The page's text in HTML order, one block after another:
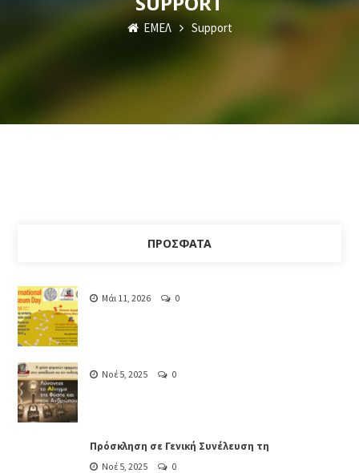
ΕΜΕΛ Support
ΠΡΌΣΦΑΤΑ
Μάι 11, 2026 0
Νοέ 5, 2025 0
Πρόσκληση σε Γενική Συνέλευση τη
Νοέ 5, 2025 0